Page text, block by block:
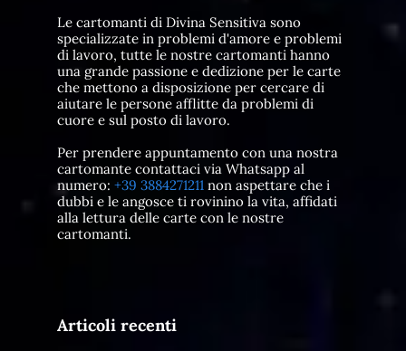
Le cartomanti di Divina Sensitiva sono
specializzate in problemi d'amore e problemi
di lavoro, tutte le nostre cartomanti hanno
una grande passione e dedizione per le carte
che mettono a disposizione per cercare di
aiutare le persone afflitte da problemi di
cuore e sul posto di lavoro.
Per prendere appuntamento con una nostra
cartomante contattaci via Whatsapp al
numero: +39 3884271211non aspettare che i
dubbi e le angosce ti rovinino la vita, affidati
alla lettura delle carte con le nostre
cartomanti.
Articoli recenti